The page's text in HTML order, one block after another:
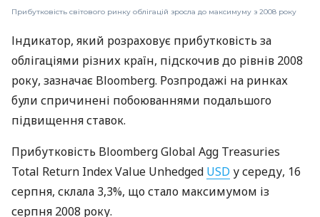
Прибутковість світового ринку облігацій зросла до максимуму з 2008 року
Індикатор, який розраховує прибутковість за
облігаціями різних країн, підскочив до рівнів 2008
року, зазначає Bloomberg. Розпродажі на ринках
були спричинені побоюваннями подальшого
підвищення ставок.
Прибутковість Bloomberg Global Agg Treasuries
Total Return Index Value Unhedged USD у середу, 16
серпня, склала 3,3%, що стало максимумом із
серпня 2008 року.